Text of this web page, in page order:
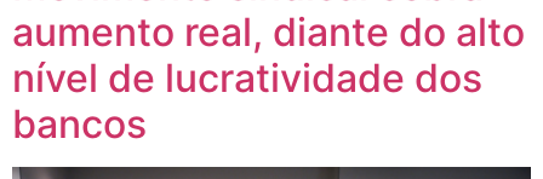
aumento real, diante do alto
nível de lucratividade dos
bancos